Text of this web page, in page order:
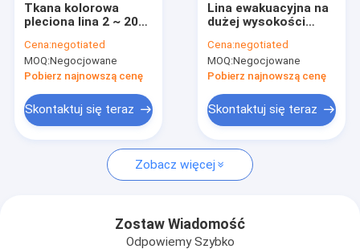
Pleciona lina nylonowa
Pleciona lina poliestrowa
Pleciona lina polipropylenowa
550 Lina Paracord
Tkana kolorowa
pleciona lina 2 ~ 20
namiotowa na
zewnątrz
Cena:negotiated
MOQ:Negocjowane
Pobierz najnowszą cenę
Skontaktuj się teraz
Lina ewakuacyjna na
dużej wysokości
wspinaczkowa 50
stóp 330 funtów
Cena:negotiated
MOQ:Negocjowane
Pobierz najnowszą cenę
Skontaktuj się teraz
Zobacz więcej
Zostaw Wiadomość
Odpowiemy Szybko